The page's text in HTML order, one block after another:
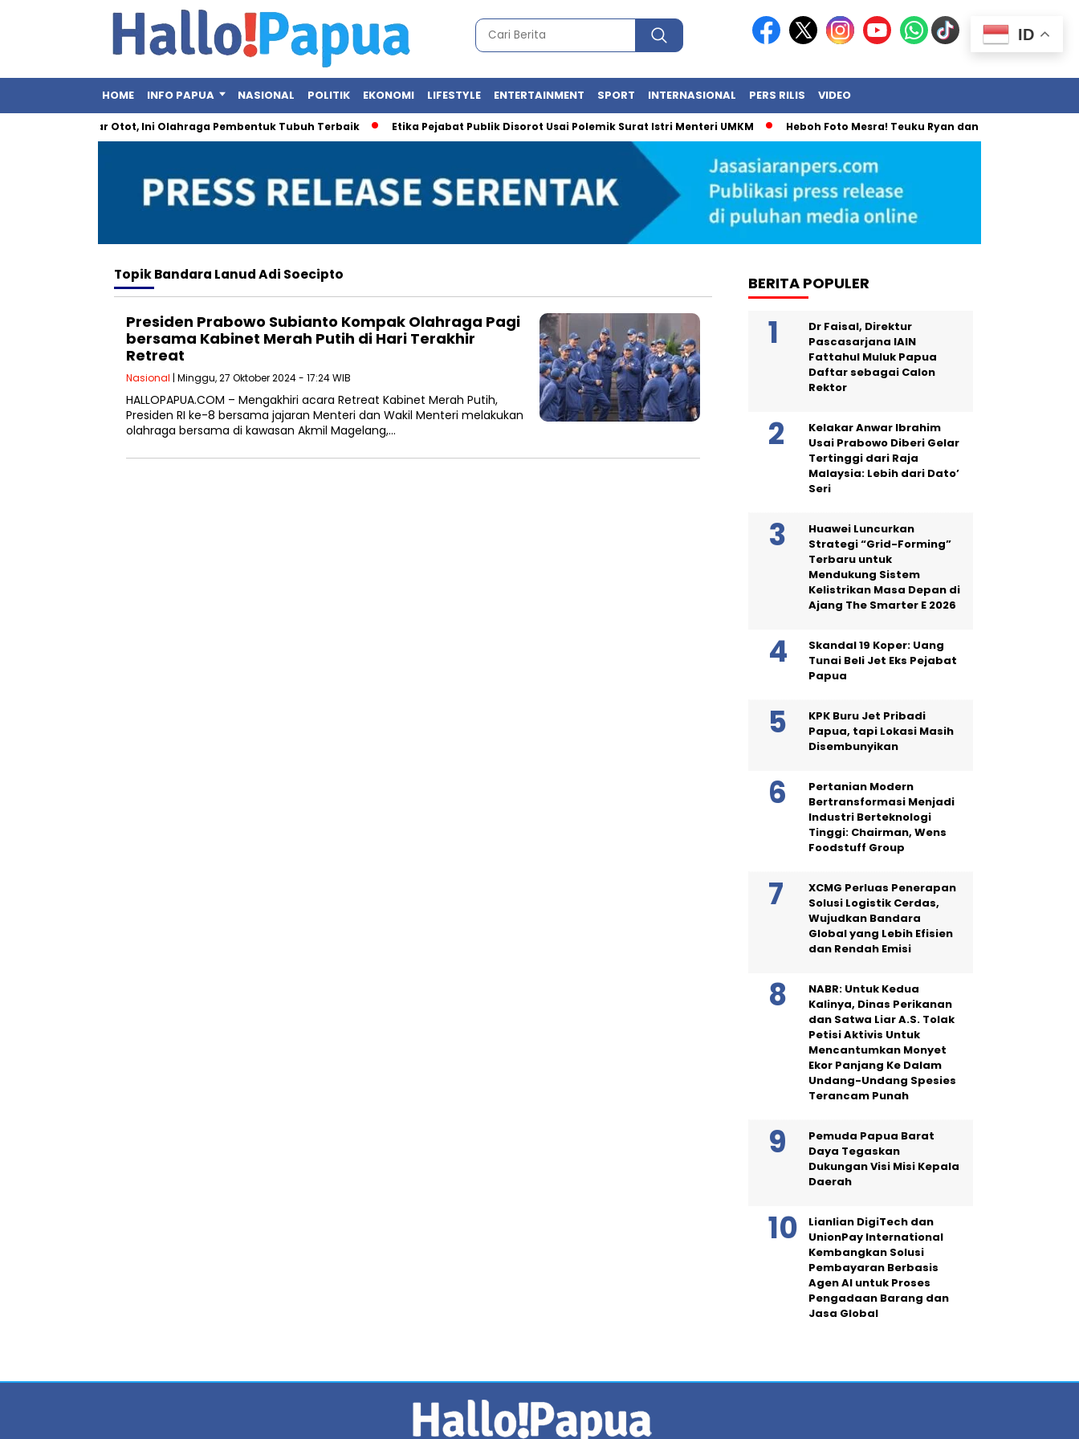
HOME INFO PAPUA NASIONAL POLITIK EKONOMI LIFESTYLE ENTERTAINMENT SPORT INTERNASIONAL PERS RILIS VIDEO
Bukan Sekadar Otot, Ini Olahraga Pembentuk Tubuh Terbaik Etika Pejabat Publik Disorot Usai Polemik Surat Istri Menteri UMKM Heboh Foto Mesra! Teuku Ryan dan Olla Ramlan
TopikBandara Lanud Adi Soecipto
Presiden Prabowo Subianto Kompak Olahraga Pagi
bersama Kabinet Merah Putih di Hari Terakhir
Retreat
Nasional | Minggu, 27 Oktober 2024 - 17:24 WIB
HALLOPAPUA.COM – Mengakhiri acara Retreat Kabinet Merah Putih,
Presiden RI ke-8 bersama jajaran Menteri dan Wakil Menteri melakukan
olahraga bersama di kawasan Akmil Magelang,…
BERITA POPULER
Dr Faisal, Direktur
Pascasarjana IAIN
Fattahul Muluk Papua
Daftar sebagai Calon
Rektor
Kelakar Anwar Ibrahim
Usai Prabowo Diberi Gelar
Tertinggi dari Raja
Malaysia: Lebih dari Dato’
Seri
Huawei Luncurkan
Strategi “Grid-Forming”
Terbaru untuk
Mendukung Sistem
Kelistrikan Masa Depan di
Ajang The Smarter E 2026
Skandal 19 Koper: Uang
Tunai Beli Jet Eks Pejabat
Papua
KPK Buru Jet Pribadi
Papua, tapi Lokasi Masih
Disembunyikan
Pertanian Modern
Bertransformasi Menjadi
Industri Berteknologi
Tinggi: Chairman, Wens
Foodstuff Group
XCMG Perluas Penerapan
Solusi Logistik Cerdas,
Wujudkan Bandara
Global yang Lebih Efisien
dan Rendah Emisi
NABR: Untuk Kedua
Kalinya, Dinas Perikanan
dan Satwa Liar A.S. Tolak
Petisi Aktivis Untuk
Mencantumkan Monyet
Ekor Panjang Ke Dalam
Undang-Undang Spesies
Terancam Punah
Pemuda Papua Barat
Daya Tegaskan
Dukungan Visi Misi Kepala
Daerah
Lianlian DigiTech dan
UnionPay International
Kembangkan Solusi
Pembayaran Berbasis
Agen AI untuk Proses
Pengadaan Barang dan
Jasa Global
ID